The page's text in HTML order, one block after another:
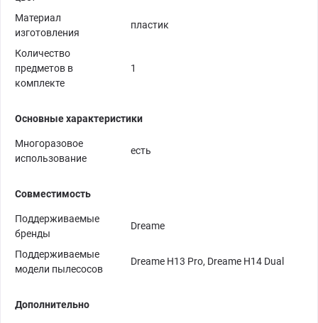
Материал
изготовления
пластик
Количество
предметов в
комплекте
1
Основные характеристики
Многоразовое
использование
есть
Совместимость
Поддерживаемые
бренды
Dreame
Поддерживаемые
модели пылесосов
Dreame H13 Pro, Dreame H14 Dual
Дополнительно